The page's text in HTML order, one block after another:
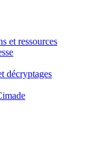
et ressources
décryptages